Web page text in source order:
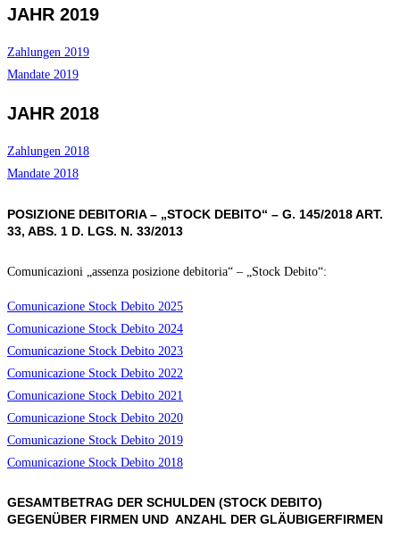
JAHR 2019
Zahlungen 2019
Mandate 2019
JAHR 2018
Zahlungen 2018
Mandate 2018
POSIZIONE DEBITORIA – „STOCK DEBITO“ – G. 145/2018 ART.
33, ABS. 1 D. LGS. N. 33/2013
Comunicazioni „assenza posizione debitoria“ – „Stock Debito“:
Comunicazione Stock Debito 2025
Comunicazione Stock Debito 2024
Comunicazione Stock Debito 2023
Comunicazione Stock Debito 2022
Comunicazione Stock Debito 2021
Comunicazione Stock Debito 2020
Comunicazione Stock Debito 2019
Comunicazione Stock Debito 2018
GESAMTBETRAG DER SCHULDEN (STOCK DEBITO)
GEGENÜBER FIRMEN UND ANZAHL DER GLÄUBIGERFIRMEN